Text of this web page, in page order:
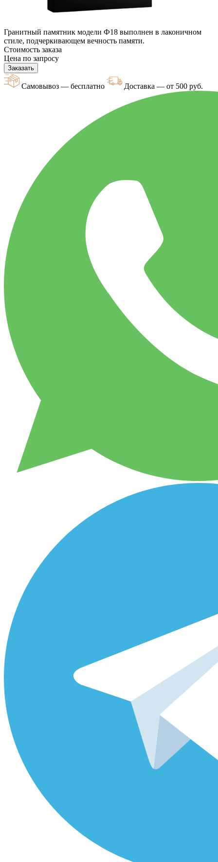
Гранитный памятник модели Ф18 выполнен в лаконичном
стиле, подчеркивающем вечность памяти.
Стоимость заказа
Цена по запросу
Заказать
Самовывоз — бесплатно Доставка — от 500 руб.